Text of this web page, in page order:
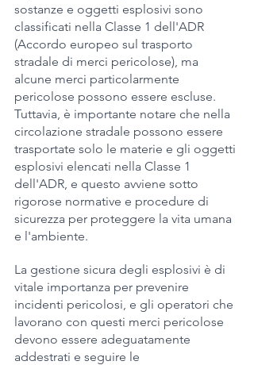
sostanze e oggetti esplosivi sono
classificati nella Classe 1 dell'ADR
(Accordo europeo sul trasporto
stradale di merci pericolose), ma
alcune merci particolarmente
pericolose possono essere escluse.
Tuttavia, è importante notare che nella
circolazione stradale possono essere
trasportate solo le materie e gli oggetti
esplosivi elencati nella Classe 1
dell'ADR, e questo avviene sotto
rigorose normative e procedure di
sicurezza per proteggere la vita umana
e l'ambiente.
La gestione sicura degli esplosivi è di
vitale importanza per prevenire
incidenti pericolosi, e gli operatori che
lavorano con questi merci pericolose
devono essere adeguatamente
addestrati e seguire le